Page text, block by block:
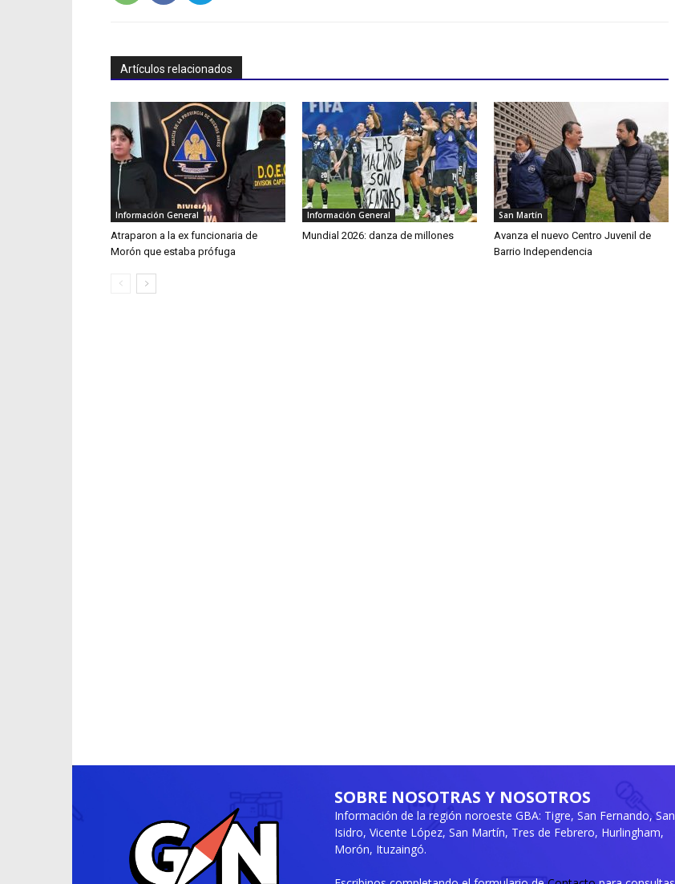
Artículos relacionados
Información General
Atraparon a la ex funcionaria de
Morón que estaba prófuga
Información General
Mundial 2026: danza de millones
San Martín
Avanza el nuevo Centro Juvenil de
Barrio Independencia
SOBRE NOSOTRAS Y NOSOTROS
Información de la región noroeste GBA: Tigre, San Fernando, San
Isidro, Vicente López, San Martín, Tres de Febrero, Hurlingham,
Morón, Ituzaingó.